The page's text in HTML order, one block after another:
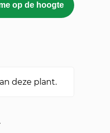
deze plant.